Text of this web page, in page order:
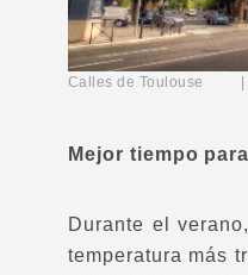
Calles de
Mejor tiempo
Durante el
temperatura más